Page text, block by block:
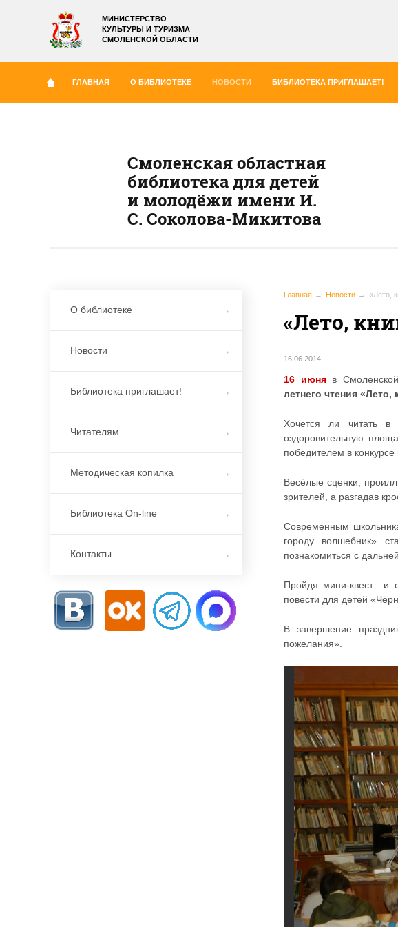
МИНИСТЕРСТВО
КУЛЬТУРЫ И ТУРИЗМА
СМОЛЕНСКОЙ ОБЛАСТИ
ГЛАВНАЯ О БИБЛИОТЕКЕ НОВОСТИ БИБЛИОТЕКА ПРИГЛАШАЕТ!
Смоленская областная
библиотека для детей
и молодёжи имени И.
С. Соколова-Микитова
Главная Новости «Лето,
«Лето,
16.06.2014
16 июняв Смоленской
летнего чтения «Лето,
Хочется ли читать
оздоровительную
победителем в
Весёлые сценки,
зрителей, а разгадав
Современным
городу волшебник»
познакомиться с
Пройдя мини-квест и
повести для детей
В завершение
пожелания».
О библиотеке
Новости
Библиотека приглашает!
Читателям
Методическая копилка
Библиотека On-line
Контакты